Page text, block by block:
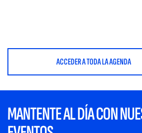
ACCEDER A TODA LA AGENDA
MANTENTE AL DÍA CON